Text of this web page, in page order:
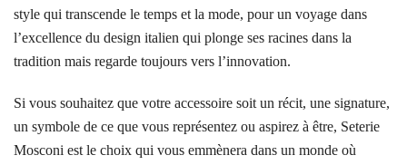
style qui transcende le temps et la mode, pour un voyage dans
l’excellence du design italien qui plonge ses racines dans la
tradition mais regarde toujours vers l’innovation.
Si vous souhaitez que votre accessoire soit un récit, une signature,
un symbole de ce que vous représentez ou aspirez à être, Seterie
Mosconi est le choix qui vous emmènera dans un monde où